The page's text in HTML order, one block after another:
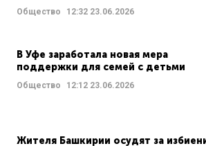
Общество 12:32 23.06.2026
В Уфе заработала новая мера
поддержки для семей с детьми
Общество 12:12 23.06.2026
Жителя Башкирии осудят за